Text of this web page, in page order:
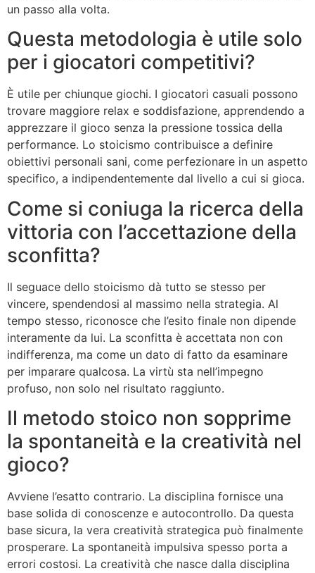
un passo alla volta.
Questa metodologia è utile solo
per i giocatori competitivi?
È utile per chiunque giochi. I giocatori casuali possono
trovare maggiore relax e soddisfazione, apprendendo a
apprezzare il gioco senza la pressione tossica della
performance. Lo stoicismo contribuisce a definire
obiettivi personali sani, come perfezionare in un aspetto
specifico, a indipendentemente dal livello a cui si gioca.
Come si coniuga la ricerca della
vittoria con l’accettazione della
sconfitta?
Il seguace dello stoicismo dà tutto se stesso per
vincere, spendendosi al massimo nella strategia. Al
tempo stesso, riconosce che l’esito finale non dipende
interamente da lui. La sconfitta è accettata non con
indifferenza, ma come un dato di fatto da esaminare
per imparare qualcosa. La virtù sta nell’impegno
profuso, non solo nel risultato raggiunto.
Il metodo stoico non sopprime
la spontaneità e la creatività nel
gioco?
Avviene l’esatto contrario. La disciplina fornisce una
base solida di conoscenze e autocontrollo. Da questa
base sicura, la vera creatività strategica può finalmente
prosperare. La spontaneità impulsiva spesso porta a
errori costosi. La creatività che nasce dalla disciplina